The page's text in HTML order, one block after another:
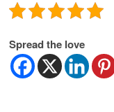
Spread the love